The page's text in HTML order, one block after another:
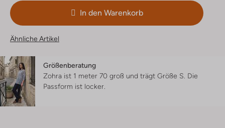
In den Warenkorb
Ähnliche Artikel
Größenberatung
Zohra ist 1 meter 70 groß und trägt Größe S. Die
Passform ist locker